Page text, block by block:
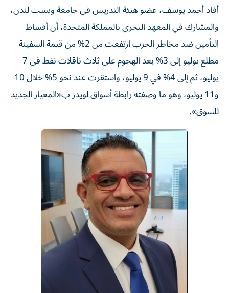
أفاد أحمد يوسف، عضو هيئة التدريس في جامعة ويست لندن،
والمشارك في المعهد البحري بالمملكة المتحدة، أن أقساط
التأمين ضد مخاطر الحرب ارتفعت من 2% من قيمة السفينة
مطلع يوليو إلى 3% بعد الهجوم على ثلاث ناقلات نفط في 7
يوليو، ثم إلى 4% في 9 يوليو، واستقرت عند نحو 5% خلال 10
و11 يوليو، وهو ما وصفته رابطة أسواق لويدز ب«المعيار الجديد
للسوق».